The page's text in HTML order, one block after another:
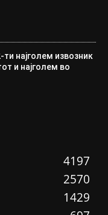
ти најголем извозник
и најголем во
4197
2570
1429